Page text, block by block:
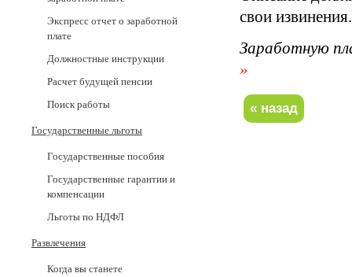
Экспресс отчет о заработной
плате
Должностные инструкции
Расчет будущей пенсии
Поиск работы
Государственные льготы
Государственные пособия
Государственные гарантии и
компенсации
Льготы по НДФЛ
Развлечения
Когда вы станете
свои извинения.
Заработную
»